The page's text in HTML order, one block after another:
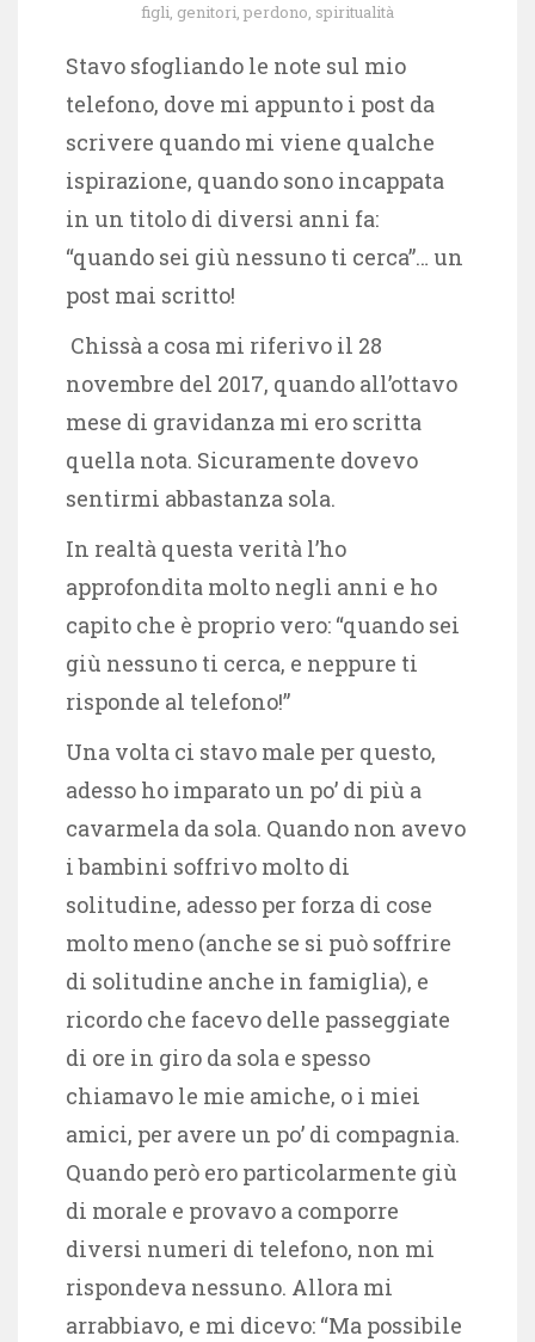
figli, genitori, perdono, spiritualità
Stavo sfogliando le note sul mio
telefono, dove mi appunto i post da
scrivere quando mi viene qualche
ispirazione, quando sono incappata
in un titolo di diversi anni fa:
“quando sei giù nessuno ti cerca”… un
post mai scritto!
Chissà a cosa mi riferivo il 28
novembre del 2017, quando all’ottavo
mese di gravidanza mi ero scritta
quella nota. Sicuramente dovevo
sentirmi abbastanza sola.
In realtà questa verità l’ho
approfondita molto negli anni e ho
capito che è proprio vero: “quando sei
giù nessuno ti cerca, e neppure ti
risponde al telefono!”
Una volta ci stavo male per questo,
adesso ho imparato un po’ di più a
cavarmela da sola. Quando non avevo
i bambini soffrivo molto di
solitudine, adesso per forza di cose
molto meno (anche se si può soffrire
di solitudine anche in famiglia), e
ricordo che facevo delle passeggiate
di ore in giro da sola e spesso
chiamavo le mie amiche, o i miei
amici, per avere un po’ di compagnia.
Quando però ero particolarmente giù
di morale e provavo a comporre
diversi numeri di telefono, non mi
rispondeva nessuno. Allora mi
arrabbiavo, e mi dicevo: “Ma possibile